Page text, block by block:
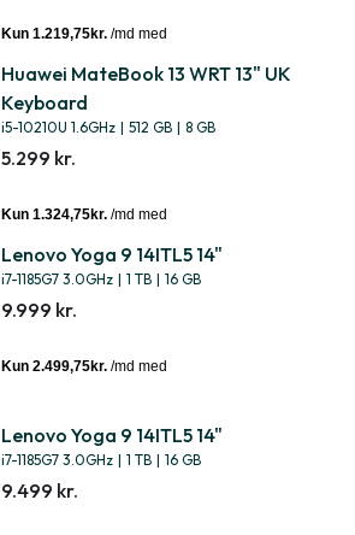
Huawei MateBook 13 WRT 13" UK
Keyboard
i5-10210U 1.6GHz | 512 GB | 8 GB
5.299 kr.
Lenovo Yoga 9 14ITL5 14"
i7-1185G7 3.0GHz | 1 TB | 16 GB
9.999 kr.
Lenovo Yoga 9 14ITL5 14"
i7-1185G7 3.0GHz | 1 TB | 16 GB
9.499 kr.